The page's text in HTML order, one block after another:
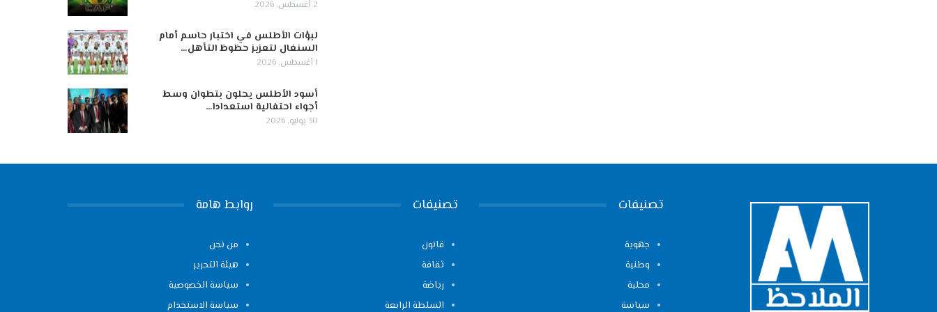
2 أغسطس, 2026
لبؤات الأطلس في اختبار حاسم أمام
السنغال لتعزيز حظوظ التأهل…
1 أغسطس, 2026
أسود الأطلس يحلون بتطوان وسط
أجواء احتفالية استعدادا…
30 يوليو, 2026
تصنيفات
جهوية
وطنية
محلية
سياسة
تصنيفات
قانون
ثقافة
رياضة
السلطة الرابعة
روابط هامة
من نحن
هيئة التحرير
سياسة الخصوصية
سياسة الاستخدام